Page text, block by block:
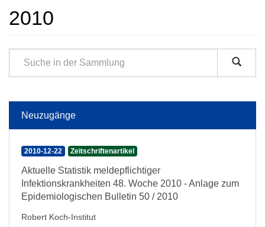
2010
Neuzugänge
2010-12-22 Zeitschriftenartikel
Aktuelle Statistik meldepflichtiger
Infektionskrankheiten 48. Woche 2010 - Anlage zum
Epidemiologischen Bulletin 50 / 2010
Robert Koch-Institut